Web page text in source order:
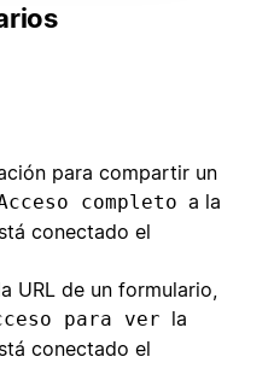
para compartir un
completo a la
conectado el
URL de un formulario,
para ver la
conectado el